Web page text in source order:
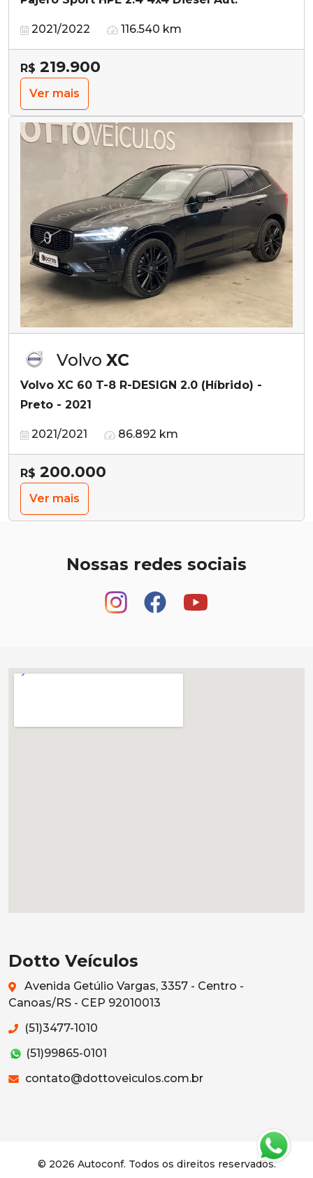
2021/2022 116.540 km
R$ 219.900
Ver mais
Volvo XC
Volvo XC 60 T-8 R-DESIGN 2.0 (Híbrido) -
Preto - 2021
2021/2021 86.892 km
R$ 200.000
Ver mais
Nossas redes sociais
Dotto Veículos
Avenida Getúlio Vargas, 3357 - Centro -
Canoas/RS - CEP 92010013
(51)3477-1010
(51)99865-0101
contato@dottoveiculos.com.br
© 2026 Autoconf. Todos os direitos reservados.